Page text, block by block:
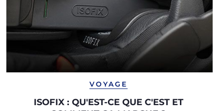
VOYAGE
ISOFIX : QU'EST-CE QUE C'EST ET